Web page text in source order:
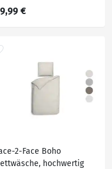
€
2-Face Boho
hochwertig